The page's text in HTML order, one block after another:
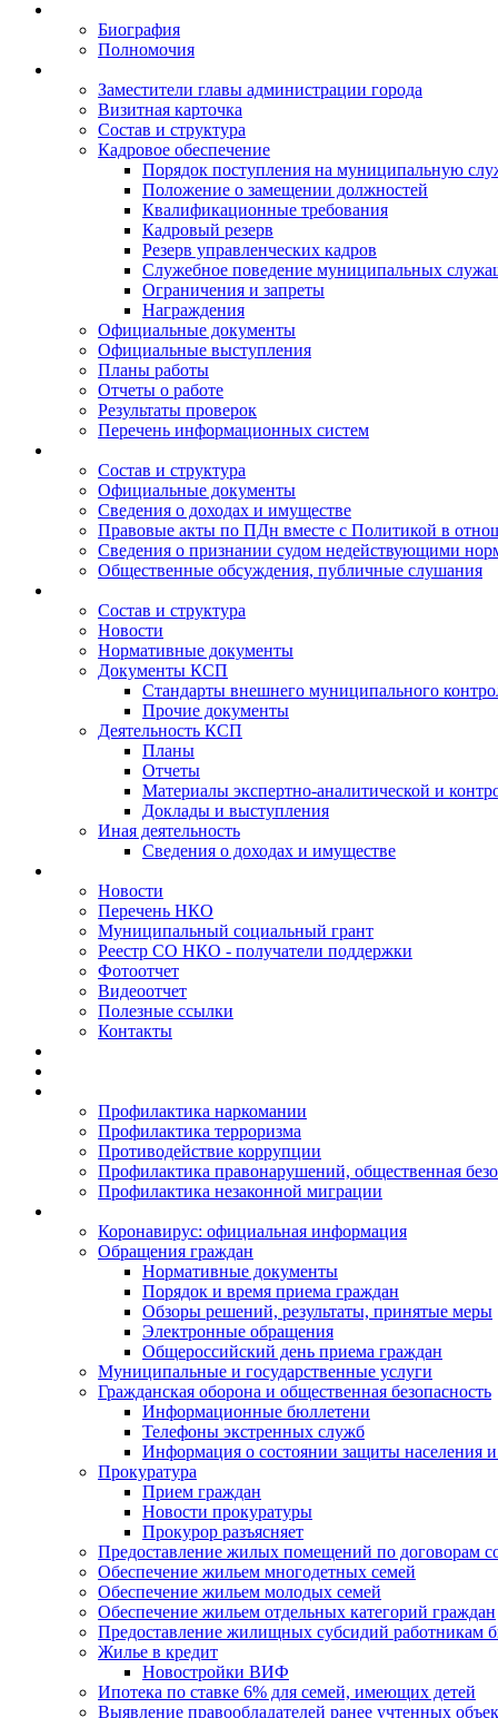
Биография
Полномочия
Заместители главы администрации города
Визитная карточка
Состав и структура
Кадровое обеспечение
Порядок поступления на муниципальную
Положение о замещении должностей
Квалификационные требования
Кадровый резерв
Резерв управленческих кадров
Служебное поведение муниципальных
Ограничения и запреты
Награждения
Официальные документы
Официальные выступления
Планы работы
Отчеты о работе
Результаты проверок
Перечень информационных систем
Состав и структура
Официальные документы
Сведения о доходах и имуществе
Правовые акты по ПДн вместе с Политикой в
Сведения о признании судом недействующими
Общественные обсуждения, публичные слушания
Состав и структура
Новости
Нормативные документы
Документы КСП
Стандарты внешнего муниципального
Прочие документы
Деятельность КСП
Планы
Отчеты
Материалы экспертно-аналитической и
Доклады и выступления
Иная деятельность
Сведения о доходах и имуществе
Новости
Перечень НКО
Муниципальный социальный грант
Реестр СО НКО - получатели поддержки
Фотоотчет
Видеоотчет
Полезные ссылки
Контакты
Профилактика наркомании
Профилактика терроризма
Противодействие коррупции
Профилактика правонарушений, общественная
Профилактика незаконной миграции
Коронавирус: официальная информация
Обращения граждан
Нормативные документы
Порядок и время приема граждан
Обзоры решений, результаты, принятые меры
Электронные обращения
Общероссийский день приема граждан
Муниципальные и государственные услуги
Гражданская оборона и общественная безопасность
Информационные бюллетени
Телефоны экстренных служб
Информация о состоянии защиты населения
Прокуратура
Прием граждан
Новости прокуратуры
Прокурор разъясняет
Предоставление жилых помещений по договорам
Обеспечение жильем многодетных семей
Обеспечение жильем молодых семей
Обеспечение жильем отдельных категорий граждан
Предоставление жилищных субсидий работникам
Жилье в кредит
Новостройки ВИФ
Ипотека по ставке 6% для семей, имеющих детей
Выявление правообладателей ранее учтенных